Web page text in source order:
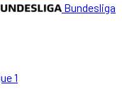
Bundesliga
1